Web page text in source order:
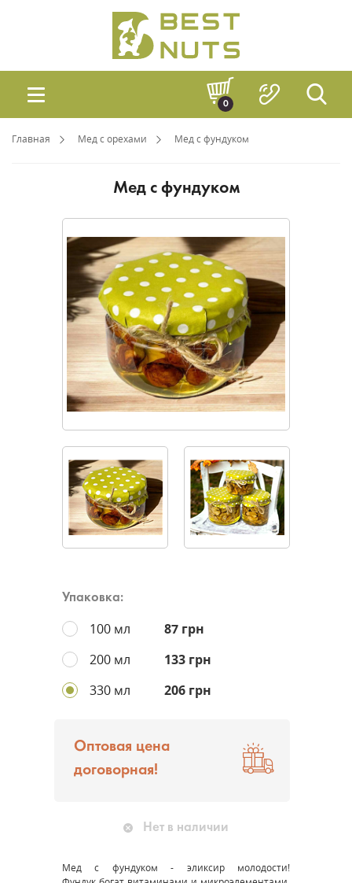
0
Главная Мед с орехами Мед с фундуком
Мед с фундуком
Упаковка:
100 мл
87 грн
200 мл
133 грн
330 мл
206 грн
Оптовая цена
договорная!
Нет в наличии
Мед с фундуком - эликсир молодости!